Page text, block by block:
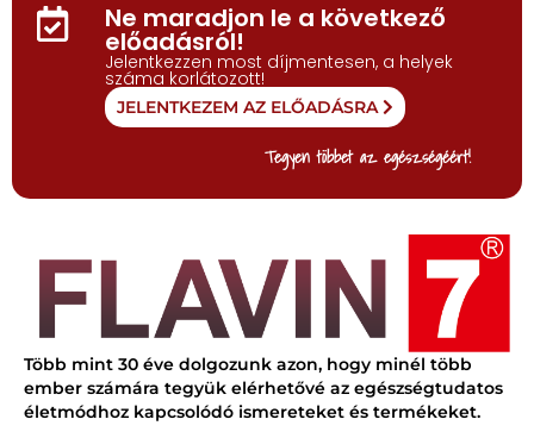
Tegyen többet az egészségéért!
Ne maradjon le a következő
előadásról!
Jelentkezzen most díjmentesen, a helyek
száma korlátozott!
JELENTKEZEM AZ ELŐADÁSRA
Több mint 30 éve dolgozunk azon, hogy minél több
ember számára tegyük elérhetővé az egészségtudatos
életmódhoz kapcsolódó ismereteket és termékeket.